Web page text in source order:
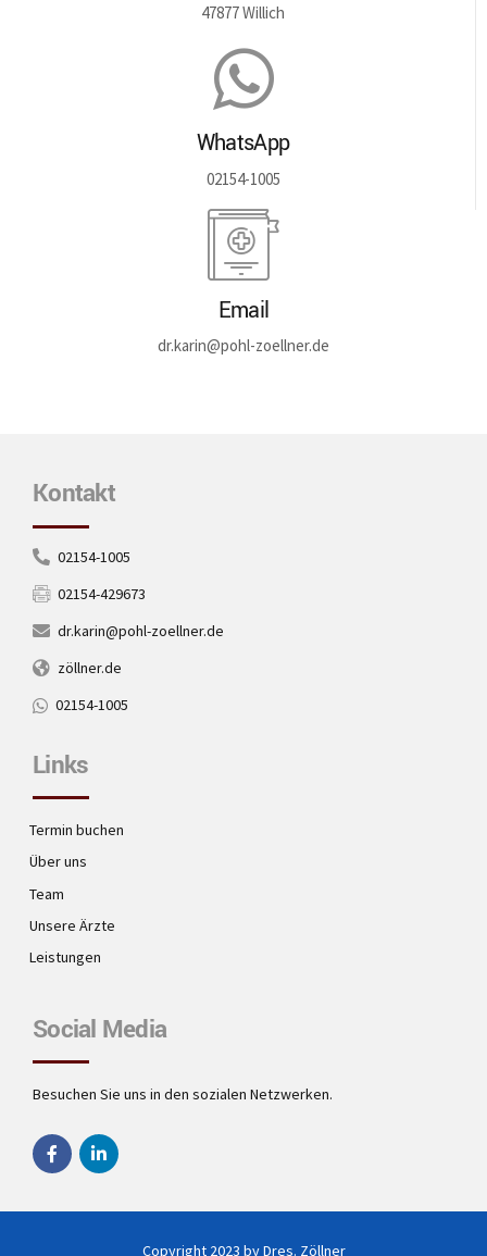
47877 Willich
WhatsApp
02154-1005
Email
dr.karin@pohl-zoellner.de
Kontakt
02154-1005
02154-429673
dr.karin@pohl-zoellner.de
zöllner.de
02154-1005
Links
Termin buchen
Über uns
Team
Unsere Ärzte
Leistungen
Social Media
Besuchen Sie uns in den sozialen Netzwerken.
Copyright 2023 by Dres. Zöllner